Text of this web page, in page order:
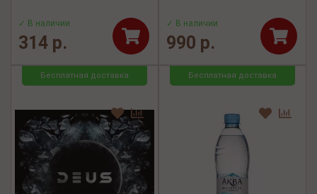
✓ В наличии
314 р.
✓ В наличии
990 р.
Бесплатная доставка Бесплатная доставка